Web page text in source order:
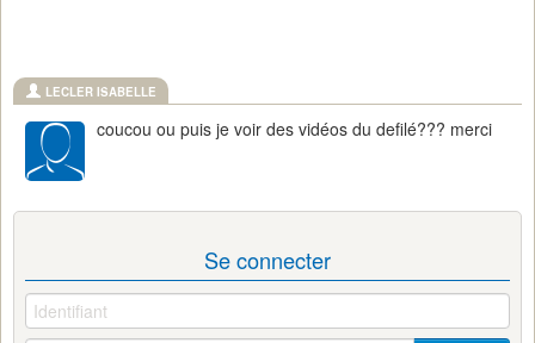
LECLER ISABELLE
coucou ou puis je voir des vidéos du defilé??? merci
Se connecter